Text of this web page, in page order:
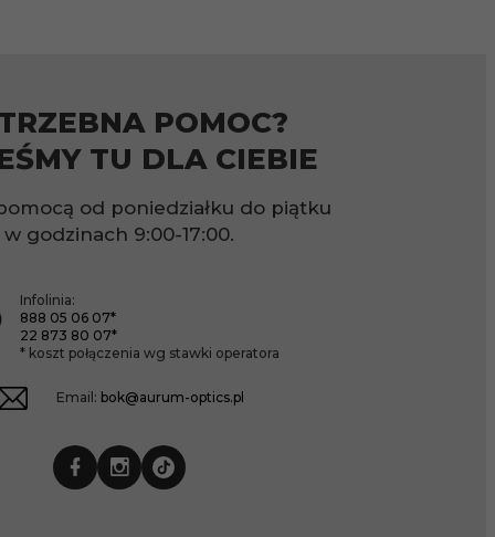
POMOC?
TU DLA CIEBIE
od poniedziałku do piątku
w godzinach 9:00-17:00.
Infolinia:
888 05 06 07*
22 873 80 07*
* koszt połączenia wg stawki operatora
Email: bok@aurum-optics.pl